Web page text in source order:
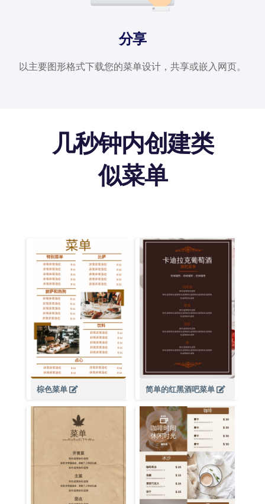
分享
以主要图形格式下载您的菜单设计，共享或嵌入网页。
几秒钟内创建类
似菜单
棕色菜单 简单的红黑酒吧菜单